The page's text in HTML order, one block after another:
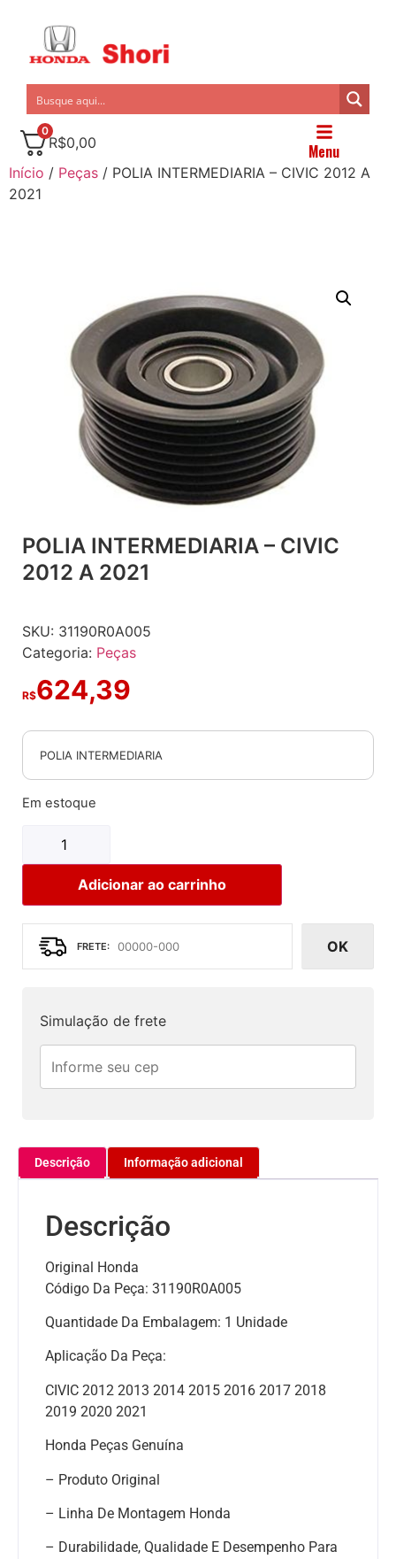
0
R$0,00 Menu
Início / Peças / POLIA INTERMEDIARIA – CIVIC 2012 A
2021
POLIA INTERMEDIARIA – CIVIC
2012 A 2021
SKU: 31190R0A005
Categoria: Peças
R$624,39
POLIA INTERMEDIARIA
Em estoque
Adicionar ao carrinho
OK
Simulação de frete
Descrição Informação adicional
Descrição
Original Honda
Código Da Peça: 31190R0A005
Quantidade Da Embalagem: 1 Unidade
Aplicação Da Peça:
CIVIC 2012 2013 2014 2015 2016 2017 2018
2019 2020 2021
Honda Peças Genuína
– Produto Original
– Linha De Montagem Honda
– Durabilidade, Qualidade E Desempenho Para